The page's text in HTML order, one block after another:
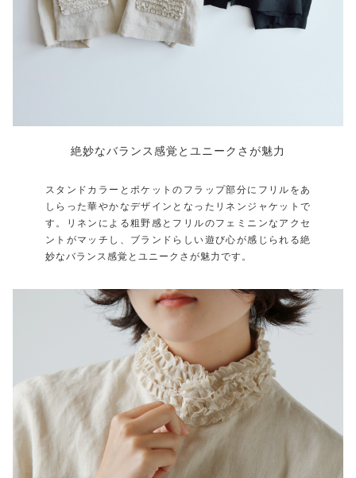
絶妙なバランス感覚とユニークさが魅力
スタンドカラーとポケットのフラップ部分にフリルをあ
しらった華やかなデザインとなったリネンジャケットで
す。リネンによる粗野感とフリルのフェミニンなアクセ
ントがマッチし、ブランドらしい遊び心が感じられる絶
妙なバランス感覚とユニークさが魅力です。